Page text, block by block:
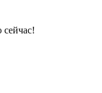
сейчас!